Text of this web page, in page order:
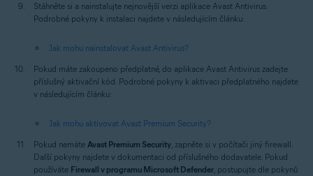
Stáhněte si a nainstalujte nejnovější verzi aplikace Avast Antivirus.
Podrobné pokyny k instalaci najdete v následujícím článku:
Jak mohu nainstalovat Avast Antivirus?
Pokud máte zakoupeno předplatné, do aplikace Avast Antivirus zadejte
příslušný aktivační kód. Podrobné pokyny k aktivaci předplatného najdete
v následujícím článku:
Jak mohu aktivovat Avast Premium Security?
Pokud nemáte Avast Premium Security, zapněte si v počítači jiný firewall.
Další pokyny najdete v dokumentaci od příslušného dodavatele. Pokud
používáte Firewall v programu Microsoft Defender, postupujte dle pokynů